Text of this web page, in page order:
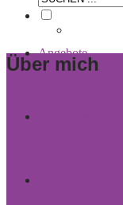
Angebote
Über mich